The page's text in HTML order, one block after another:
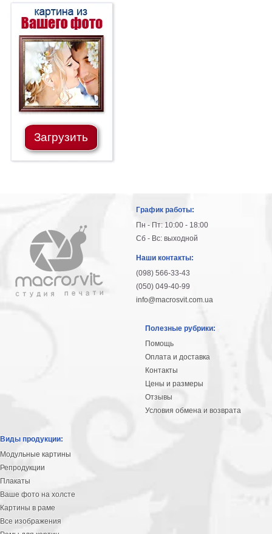
Загрузить
График работы:
Пн - Пт: 10:00 - 18:00
Сб - Вс: выходной
Наши контакты:
(098) 566-33-43
(050) 049-40-99
info@macrosvit.com.ua
Полезные рубрики:
Помощь
Оплата и доставка
Контакты
Цены и размеры
Отзывы
Условия обмена и возврата
Виды продукции:
Модульные картины
Репродукции
Плакаты
Ваше фото на холсте
Картины в раме
Все изображения